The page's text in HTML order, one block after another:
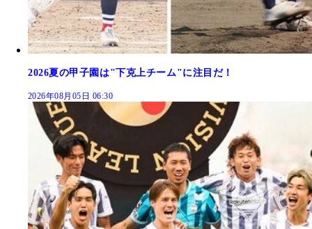
2026夏の甲子園は"下克上チーム"に注目だ！
2026年08月05日 06:30